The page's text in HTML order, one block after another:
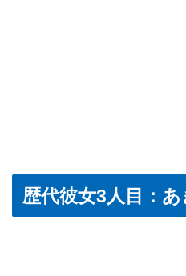
歴代彼女3人目：あ